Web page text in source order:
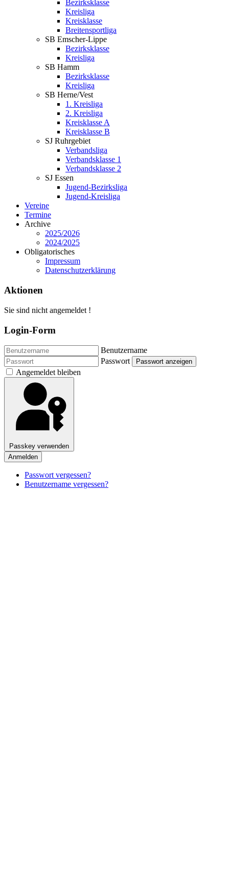
Bezirksklasse
Kreisliga
Kreisklasse
Breitensportliga
SB Emscher-Lippe
Bezirksklasse
Kreisliga
SB Hamm
Bezirksklasse
Kreisliga
SB Herne/Vest
1. Kreisliga
2. Kreisliga
Kreisklasse A
Kreisklasse B
SJ Ruhrgebiet
Verbandsliga
Verbandsklasse 1
Verbandsklasse 2
SJ Essen
Jugend-Bezirksliga
Jugend-Kreisliga
Vereine
Termine
Archive
2025/2026
2024/2025
Obligatorisches
Impressum
Datenschutzerklärung
Aktionen
Sie sind nicht angemeldet !
Login-Form
Benutzername
Passwort
Passwort anzeigen
Angemeldet bleiben
Passkey verwenden
Anmelden
Passwort vergessen?
Benutzername vergessen?